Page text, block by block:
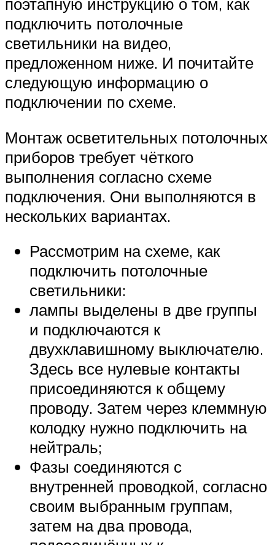
подключить потолочные
светильники на видео,
предложенном ниже. И почитайте
следующую информацию о
подключении по схеме.
Монтаж осветительных потолочных
приборов требует чёткого
выполнения согласно схеме
подключения. Они выполняются в
нескольких вариантах.
Рассмотрим на схеме, как
подключить потолочные
светильники:
лампы выделены в две группы
и подключаются к
двухклавишному выключателю.
Здесь все нулевые контакты
присоединяются к общему
проводу. Затем через клеммную
колодку нужно подключить на
нейтраль;
Фазы соединяются с
внутренней проводкой, согласно
своим выбранным группам,
затем на два провода,